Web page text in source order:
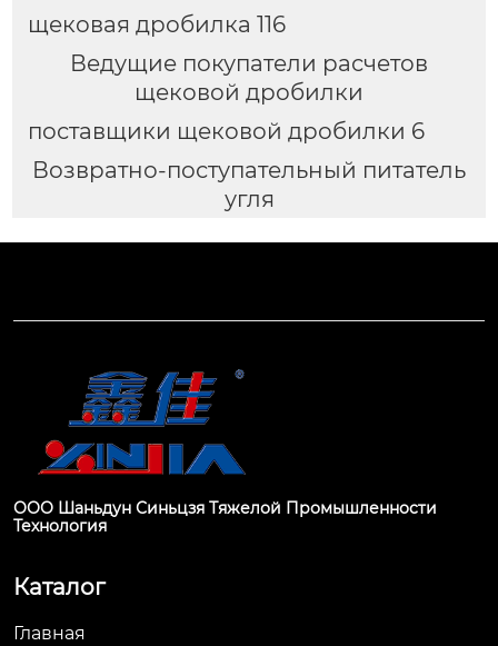
щековая дробилка 116
Ведущие покупатели расчетов
щековой дробилки
поставщики щековой дробилки 6
Возвратно-поступательный питатель
угля
ООО Шаньдун Синьцзя Тяжелой Промышленности
Технология
Каталог
Главная